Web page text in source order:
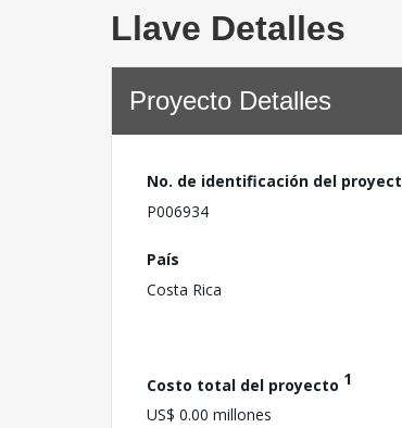
Llave Detalles
Proyecto Detalles
No. de identificación del
P006934
País
Costa Rica
Costo total del proyecto 1
US$ 0.00 millones